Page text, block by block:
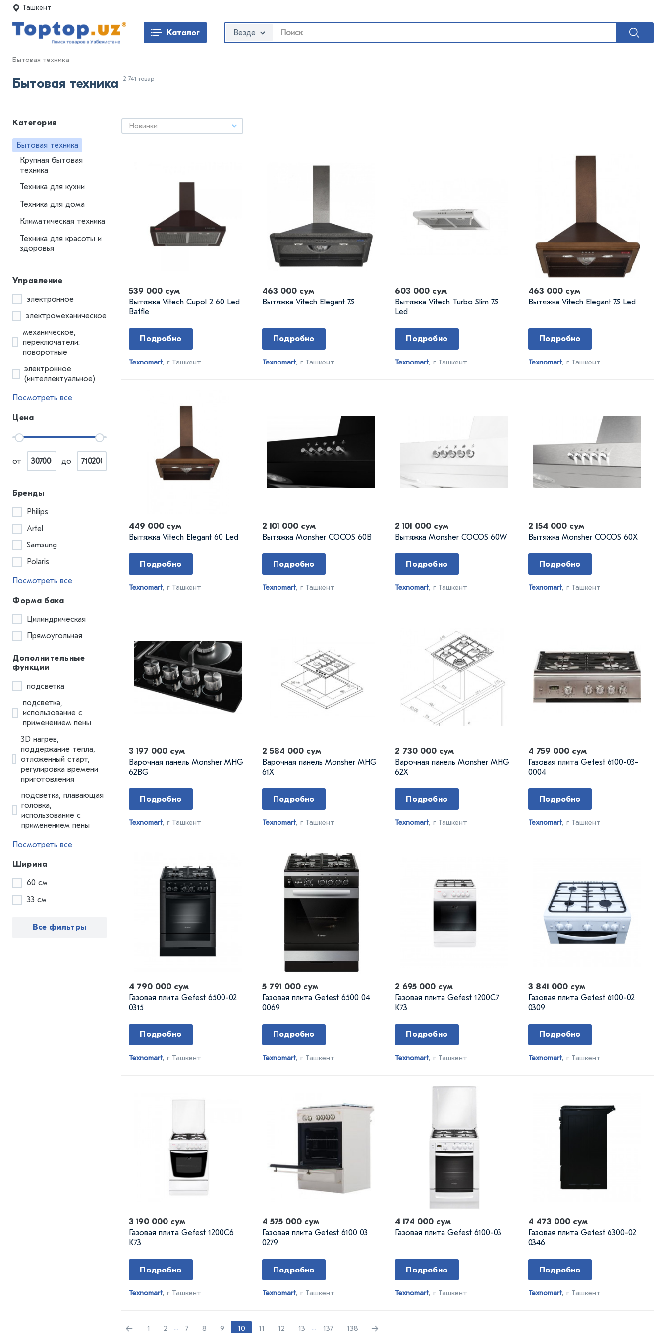
Ташкент
Каталог Везде
Бытовая техника
Бытовая техника 2 741 товар
Категория
Бытовая техника
Крупная бытовая
техника
Техника для кухни
Техника для дома
Климатическая техника
Техника для красоты и
здоровья
Управление
электронное
электромеханическое
механическое,
переключатели:
поворотные
электронное
(интеллектуальное)
Посмотреть все
Цена
от до
Бренды
Philips
Artel
Samsung
Polaris
Посмотреть все
Форма бака
Цилиндрическая
Прямоугольная
Дополнительные
функции
подсветка
подсветка,
использование с
применением пены
3D нагрев,
поддержание тепла,
отложенный старт,
регулировка времени
приготовления
подсветка, плавающая
головка,
использование с
применением пены
Посмотреть все
Ширина
60 см
33 см
Все фильтры
Новинки
539 000 сум
Вытяжка Vitech Cupol 2 60 Led
Baffle
Подробно
Texnomart, г Ташкент
463 000 сум
Вытяжка Vitech Elegant 75
Подробно
Texnomart, г Ташкент
603 000 сум
Вытяжка Vitech Turbo Slim 75
Led
Подробно
Texnomart, г Ташкент
463 000 сум
Вытяжка Vitech Elegant 75 Led
Подробно
Texnomart, г Ташкент
449 000 сум
Вытяжка Vitech Elegant 60 Led
Подробно
Texnomart, г Ташкент
2 101 000 сум
Вытяжка Monsher COCOS 60B
Подробно
Texnomart, г Ташкент
2 101 000 сум
Вытяжка Monsher COCOS 60W
Подробно
Texnomart, г Ташкент
2 154 000 сум
Вытяжка Monsher COCOS 60X
Подробно
Texnomart, г Ташкент
3 197 000 сум
Варочная панель Monsher MHG
62BG
Подробно
Texnomart, г Ташкент
2 584 000 сум
Варочная панель Monsher MHG
61X
Подробно
Texnomart, г Ташкент
2 730 000 сум
Варочная панель Monsher MHG
62X
Подробно
Texnomart, г Ташкент
4 759 000 сум
Газовая плита Gefest 6100-03-
0004
Подробно
Texnomart, г Ташкент
4 790 000 сум
Газовая плита Gefest 6500-02
0315
Подробно
Texnomart, г Ташкент
5 791 000 сум
Газовая плита Gefest 6500 04
0069
Подробно
Texnomart, г Ташкент
2 695 000 сум
Газовая плита Gefest 1200C7
K73
Подробно
Texnomart, г Ташкент
3 841 000 сум
Газовая плита Gefest 6100-02
0309
Подробно
Texnomart, г Ташкент
3 190 000 сум
Газовая плита Gefest 1200C6
K73
Подробно
Texnomart, г Ташкент
4 575 000 сум
Газовая плита Gefest 6100 03
0279
Подробно
Texnomart, г Ташкент
4 174 000 сум
Газовая плита Gefest 6100-03
Подробно
Texnomart, г Ташкент
4 473 000 сум
Газовая плита Gefest 6300-02
0346
Подробно
Texnomart, г Ташкент
← 1 2 ... 7 8 9 10 11 12 13 ... 137 138 →